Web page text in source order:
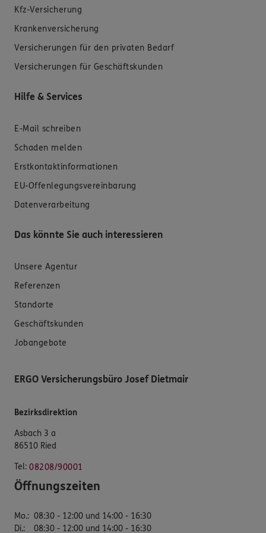
Kfz-Versicherung
Krankenversicherung
Versicherungen für den privaten Bedarf
Versicherungen für Geschäftskunden
Hilfe & Services
E-Mail schreiben
Schaden melden
Erstkontaktinformationen
EU-Offenlegungsvereinbarung
Datenverarbeitung
Das könnte Sie auch interessieren
Unsere Agentur
Referenzen
Standorte
Geschäftskunden
Jobangebote
ERGO Versicherungsbüro Josef Dietmair
Bezirksdirektion
Asbach 3 a
86510 Ried
Tel: 08208/90001
Öffnungszeiten
Mo.: 08:30 - 12:00 und 14:00 - 16:30
Di.: 08:30 - 12:00 und 14:00 - 16:30